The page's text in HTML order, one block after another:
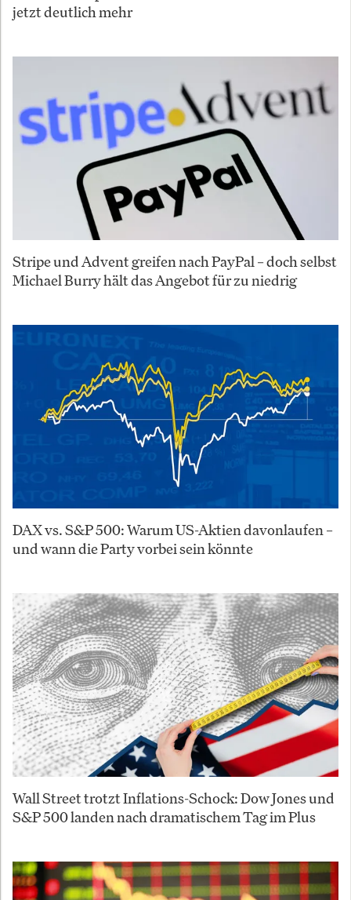
jetzt deutlich mehr
Stripe und Advent greifen nach PayPal – doch selbst
Michael Burry hält das Angebot für zu niedrig
DAX vs. S&P 500: Warum US-Aktien davonlaufen –
und wann die Party vorbei sein könnte
Wall Street trotzt Inflations-Schock: Dow Jones und
S&P 500 landen nach dramatischem Tag im Plus